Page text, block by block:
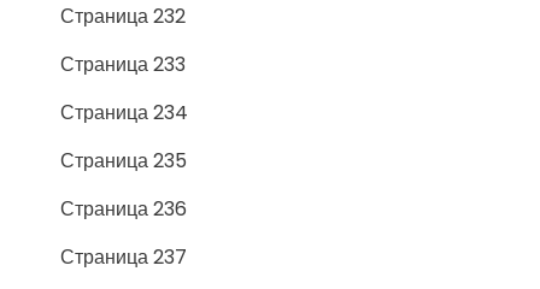
Страница 232
Страница 233
Страница 234
Страница 235
Страница 236
Страница 237